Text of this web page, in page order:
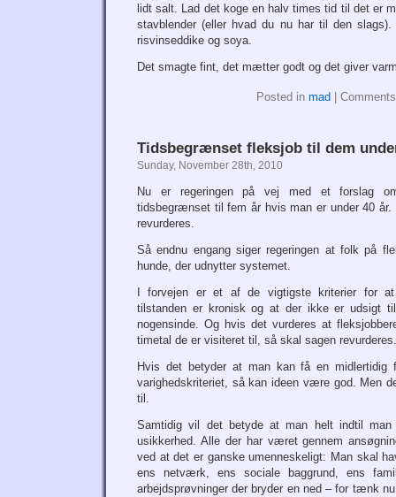
lidt salt. Lad det koge en halv times tid til det er
stavblender (eller hvad du nu har til den
risvinseddike og soya.
Det smagte fint, det mætter godt og det giver
Posted in mad
Tidsbegrænset fleksjob til dem
Sunday, November 28th, 2010
Nu er regeringen på vej med et forslag
tidsbegrænset til fem år hvis man er under 40
revurderes.
Så endnu engang siger regeringen at folk på
hunde, der udnytter systemet.
I forvejen er et af de vigtigste kriterier for
tilstanden er kronisk og at der ikke er udsigt
nogensinde. Og hvis det vurderes at
timetal de er visiteret til, så skal sagen revurderes.
Hvis det betyder at man kan få en midlertidig
varighedskriteriet, så kan ideen være god. Men
til.
Samtidig vil det betyde at man helt indtil
usikkerhed. Alle der har været gennem
ved at det er ganske umenneskeligt: Man skal
ens netværk, ens sociale baggrund, ens
arbejdsprøvninger der bryder en ned – for tænk